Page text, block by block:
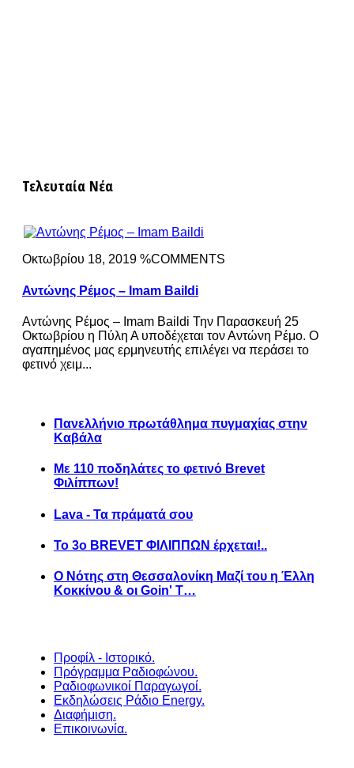
Τελευταία Νέα
Οκτωβρίου 18, 2019 %COMMENTS
Αντώνης Ρέμος – Imam Baildi
Αντώνης Ρέμος – Imam Baildi Την Παρασκευή 25
Οκτωβρίου η Πύλη Α υποδέχεται τον Αντώνη Ρέμο. Ο
αγαπημένος μας ερμηνευτής επιλέγει να περάσει το
φετινό χειμ...
Πανελλήνιο πρωτάθλημα πυγμαχίας στην
Καβάλα
Με 110 ποδηλάτες το φετινό Brevet
Φιλίππων!
Lava - Τα πράματά σου
Το 3ο BREVET ΦΙΛΙΠΠΩΝ έρχεται!..
Ο Νότης στη Θεσσαλονίκη Μαζί του η Έλλη
Κοκκίνου & οι Goin' T…
Προφίλ - Ιστορικό.
Πρόγραμμα Ραδιοφώνου.
Ραδιοφωνικοί Παραγωγοί.
Εκδηλώσεις Ράδιο Energy.
Διαφήμιση.
Επικοινωνία.